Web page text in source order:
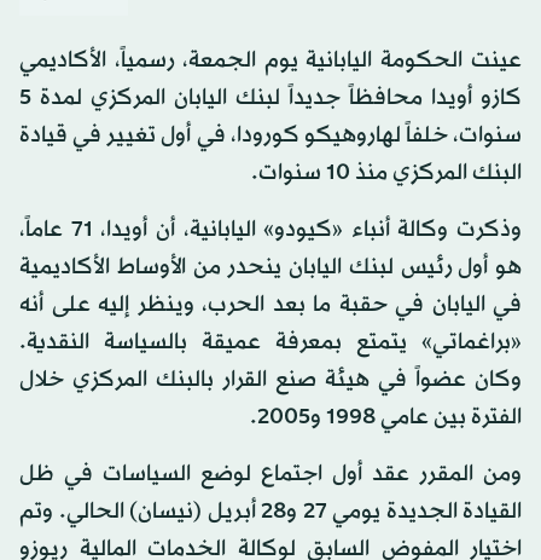
عينت الحكومة اليابانية يوم الجمعة، رسمياً، الأكاديمي
كازو أويدا محافظاً جديداً لبنك اليابان المركزي لمدة 5
سنوات، خلفاً لهاروهيكو كورودا، في أول تغيير في قيادة
البنك المركزي منذ 10 سنوات.
وذكرت وكالة أنباء «كيودو» اليابانية، أن أويدا، 71 عاماً،
هو أول رئيس لبنك اليابان ينحدر من الأوساط الأكاديمية
في اليابان في حقبة ما بعد الحرب، وينظر إليه على أنه
«براغماتي» يتمتع بمعرفة عميقة بالسياسة النقدية.
وكان عضواً في هيئة صنع القرار بالبنك المركزي خلال
الفترة بين عامي 1998 و2005.
ومن المقرر عقد أول اجتماع لوضع السياسات في ظل
القيادة الجديدة يومي 27 و28 أبريل (نيسان) الحالي. وتم
اختيار المفوض السابق لوكالة الخدمات المالية ريوزو